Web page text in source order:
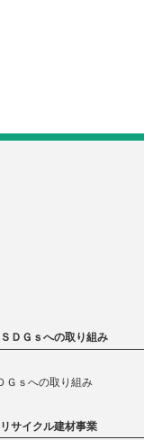
ＳＤＧｓへの取り組み
Ｇｓへの取り組み
リサイクル建材事業